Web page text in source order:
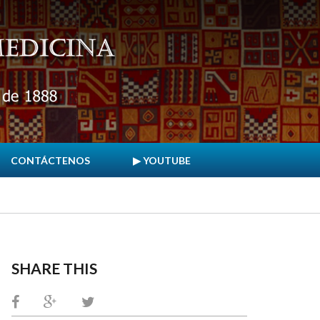
CONTÁCTENOS ▶ YOUTUBE
SHARE THIS